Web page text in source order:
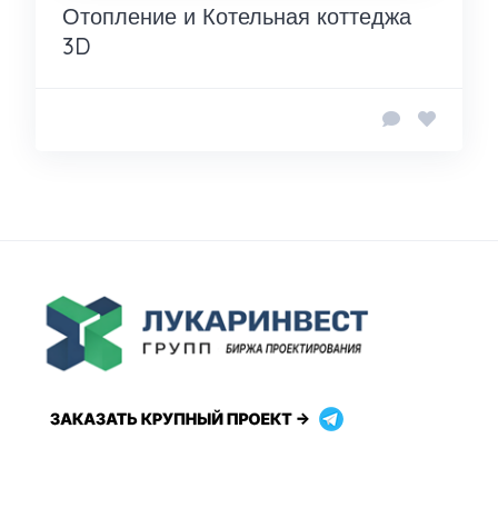
Отопление и Котельная коттеджа
3D